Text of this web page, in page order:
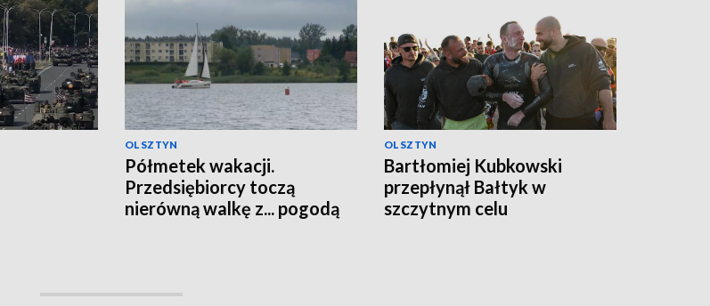
OLSZTYN
Półmetek wakacji.
Przedsiębiorcy toczą
nierówną walkę z... pogodą
OLSZTYN
Bartłomiej Kubkowski
przepłynął Bałtyk w
szczytnym celu